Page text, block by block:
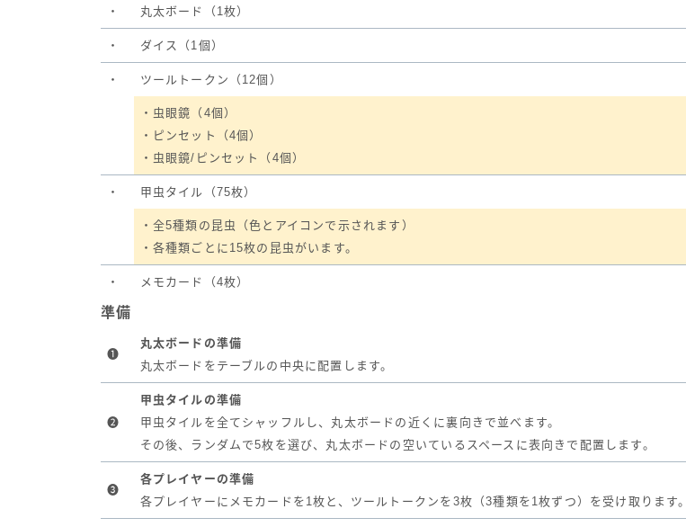
・ 丸太ボード（1枚）
・ ダイス（1個）
・ ツールトークン（12個）
・虫眼鏡（4個）
・ピンセット（4個）
・虫眼鏡/ピンセット（4個）
・ 甲虫タイル（75枚）
・全5種類の昆虫（色とアイコンで示されます）
・各種類ごとに15枚の昆虫がいます。
・ メモカード（4枚）
準備
❶
丸太ボードの準備
丸太ボードをテーブルの中央に配置します。
❷
甲虫タイルの準備
甲虫タイルを全てシャッフルし、丸太ボードの近くに裏向きで並べます。
その後、ランダムで5枚を選び、丸太ボードの空いているスペースに表向きで配置します。
❸
各プレイヤーの準備
各プレイヤーにメモカードを1枚と、ツールトークンを3枚（3種類を1枚ずつ）を受け取ります。